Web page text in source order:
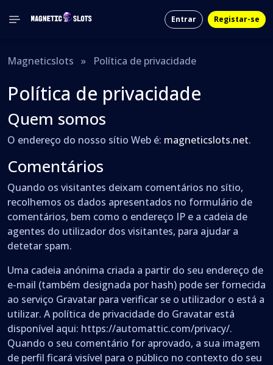
Entrar Registar-se
Magneticslots » Política de privacidade
Política de privacidade
Quem somos
O endereço do nosso sítio Web é: magneticslots.net.
Comentários
Quando os visitantes deixam comentários no sítio,
recolhemos os dados apresentados no formulário de
comentários, bem como o endereço IP e a cadeia de
agentes do utilizador dos visitantes, para ajudar a
detetar spam.
Uma cadeia anónima criada a partir do seu endereço de
e-mail (também designada por hash) pode ser fornecida
ao serviço Gravatar para verificar se o utilizador o está a
utilizar. A política de privacidade do Gravatar está
disponível aqui: https://automattic.com/privacy/.
Quando o seu comentário for aprovado, a sua imagem
de perfil ficará visível para o público no contexto do seu